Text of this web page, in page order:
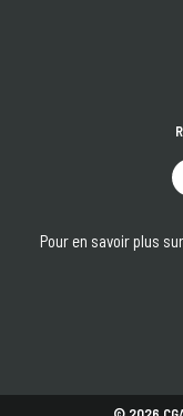
Pour en savoir plus